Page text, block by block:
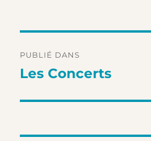
de
PUBLIÉ DANS
Les Concerts